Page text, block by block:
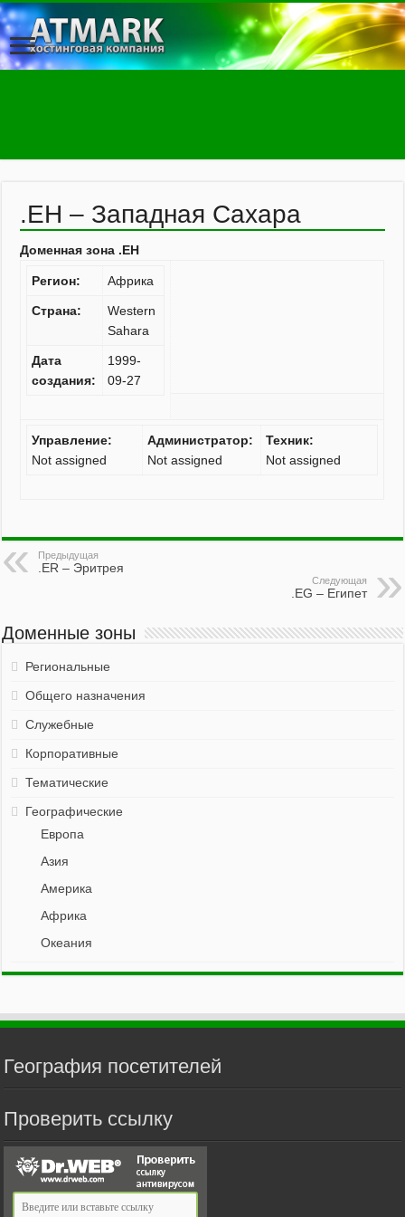
.EH – Западная Сахара
Доменная зона .EH
Регион: Африка
Страна:
Western
Sahara
Дата
создания:
1999-
09-27
Управление:
Not assigned
Администратор:
Not assigned
Техник:
Not assigned
Предыдущая
.ER – Эритрея
Следующая
.EG – Египет
Доменные зоны
Региональные
Общего назначения
Служебные
Корпоративные
Тематические
Географические
Европа
Азия
Америка
Африка
Океания
География посетителей
Проверить ссылку